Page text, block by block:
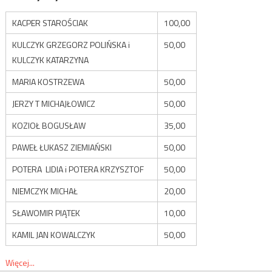
KACPER STAROŚCIAK
100,00
KULCZYK GRZEGORZ POLIŃSKA i
KULCZYK KATARZYNA
50,00
MARIA KOSTRZEWA
50,00
JERZY T MICHAJŁOWICZ
50,00
KOZIOŁ BOGUSŁAW
35,00
PAWEŁ ŁUKASZ ZIEMIAŃSKI
50,00
POTERA LIDIA i POTERA KRZYSZTOF
50,00
NIEMCZYK MICHAŁ
20,00
SŁAWOMIR PIĄTEK
10,00
KAMIL JAN KOWALCZYK
50,00
Więcej...